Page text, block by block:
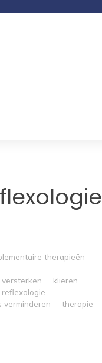
therapieën
versterken
klieren
reflexologie
verminderen
therapie